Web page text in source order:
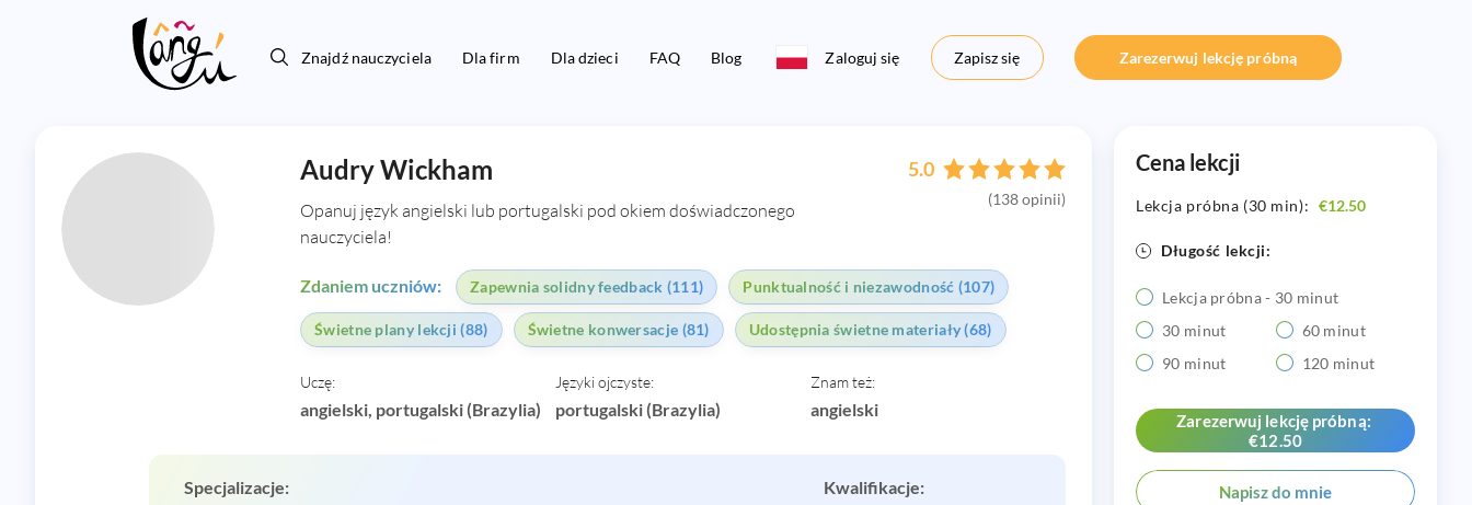
Znajdź nauczyciela Dla firm Dla dzieci FAQ Blog Zaloguj się Zapisz się Zarezerwuj lekcję próbną
Audry Wickham
Opanuj język angielski lub portugalski pod okiem doświadczonego
nauczyciela!
5.0
(138 opinii)
Zdaniem uczniów: Zapewnia solidny feedback (111) Punktualność i niezawodność (107)
Świetne plany lekcji (88) Świetne konwersacje (81) Udostępnia świetne materiały (68)
Uczę:
angielski, portugalski (Brazylia)
Języki ojczyste:
portugalski (Brazylia)
Znam też:
angielski
Specjalizacje:
Kwalifikacje:
Cena lekcji
Lekcja próbna (30 min): €12.50
Długość lekcji:
Lekcja próbna - 30 minut
30 minut
60 minut
90 minut
120 minut
Zarezerwuj lekcję próbną:
€12.50
Napisz do mnie